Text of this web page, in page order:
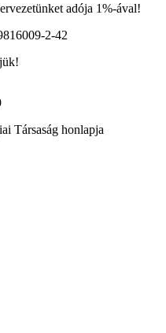
adója 1%-ával!
2-42
Társaság honlapja